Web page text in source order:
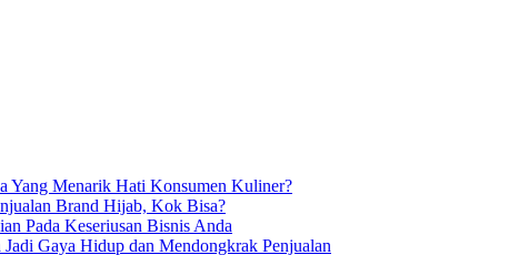
Yang Menarik Hati Konsumen Kuliner?
Brand Hijab, Kok Bisa?
Pada Keseriusan Bisnis Anda
Gaya Hidup dan Mendongkrak Penjualan